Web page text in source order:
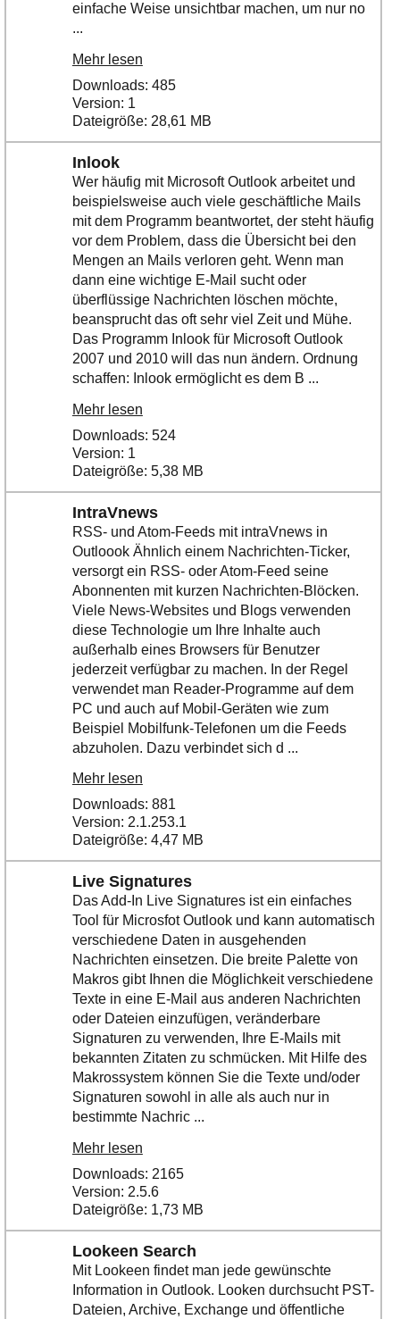
einfache Weise unsichtbar machen, um nur no
...
Mehr lesen
Downloads: 485
Version: 1
Dateigröße: 28,61 MB
Inlook
Wer häufig mit Microsoft Outlook arbeitet und
beispielsweise auch viele geschäftliche Mails
mit dem Programm beantwortet, der steht häufig
vor dem Problem, dass die Übersicht bei den
Mengen an Mails verloren geht. Wenn man
dann eine wichtige E-Mail sucht oder
überflüssige Nachrichten löschen möchte,
beansprucht das oft sehr viel Zeit und Mühe.
Das Programm Inlook für Microsoft Outlook
2007 und 2010 will das nun ändern. Ordnung
schaffen: Inlook ermöglicht es dem B ...
Mehr lesen
Downloads: 524
Version: 1
Dateigröße: 5,38 MB
IntraVnews
RSS- und Atom-Feeds mit intraVnews in
Outloook Ähnlich einem Nachrichten-Ticker,
versorgt ein RSS- oder Atom-Feed seine
Abonnenten mit kurzen Nachrichten-Blöcken.
Viele News-Websites und Blogs verwenden
diese Technologie um Ihre Inhalte auch
außerhalb eines Browsers für Benutzer
jederzeit verfügbar zu machen. In der Regel
verwendet man Reader-Programme auf dem
PC und auch auf Mobil-Geräten wie zum
Beispiel Mobilfunk-Telefonen um die Feeds
abzuholen. Dazu verbindet sich d ...
Mehr lesen
Downloads: 881
Version: 2.1.253.1
Dateigröße: 4,47 MB
Live Signatures
Das Add-In Live Signatures ist ein einfaches
Tool für Microsfot Outlook und kann automatisch
verschiedene Daten in ausgehenden
Nachrichten einsetzen. Die breite Palette von
Makros gibt Ihnen die Möglichkeit verschiedene
Texte in eine E-Mail aus anderen Nachrichten
oder Dateien einzufügen, veränderbare
Signaturen zu verwenden, Ihre E-Mails mit
bekannten Zitaten zu schmücken. Mit Hilfe des
Makrossystem können Sie die Texte und/oder
Signaturen sowohl in alle als auch nur in
bestimmte Nachric ...
Mehr lesen
Downloads: 2165
Version: 2.5.6
Dateigröße: 1,73 MB
Lookeen Search
Mit Lookeen findet man jede gewünschte
Information in Outlook. Looken durchsucht PST-
Dateien, Archive, Exchange und öffentliche